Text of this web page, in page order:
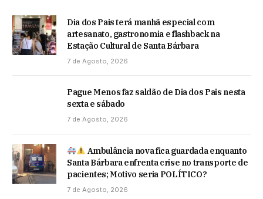
Dia dos Pais terá manhã especial com
artesanato, gastronomia e flashback na
Estação Cultural de Santa Bárbara
7 de Agosto, 2026
Pague Menos faz saldão de Dia dos Pais nesta
sexta e sábado
7 de Agosto, 2026
Ambulância nova fica guardada enquanto
Santa Bárbara enfrenta crise no transporte de
pacientes; Motivo seria POLÍTICO?
7 de Agosto, 2026